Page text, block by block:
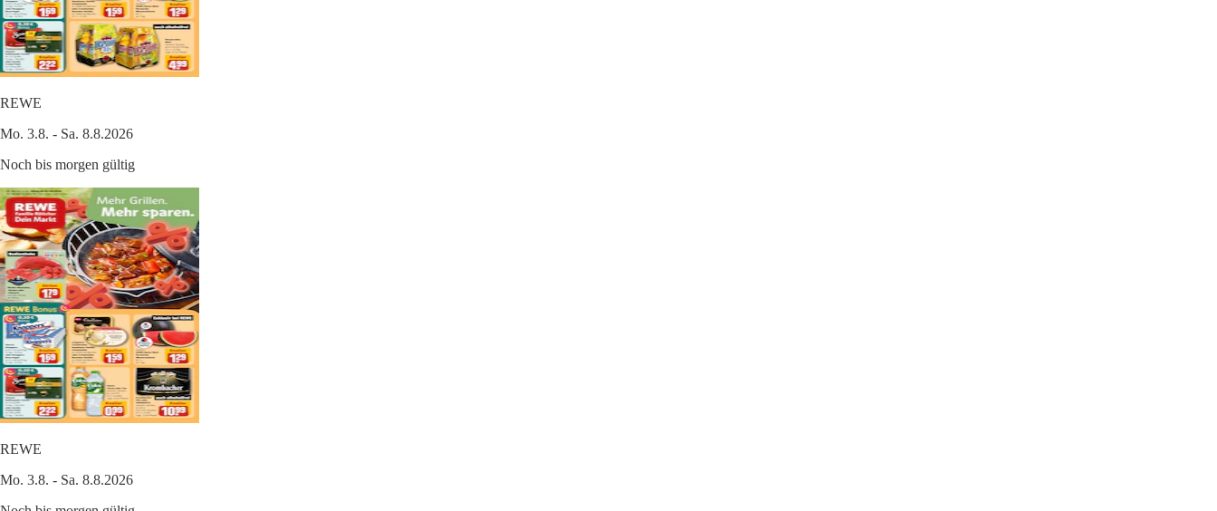
REWE
Mo. 3.8. - Sa. 8.8.2026
Noch bis morgen gültig
REWE
Mo. 3.8. - Sa. 8.8.2026